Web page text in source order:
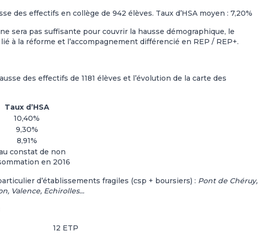
des effectifs en collège de 942 élèves. Taux d’HSA moyen : 7,20%
sera pas suffisante pour couvrir la hausse démographique, le
à la réforme et l’accompagnement différencié en REP / REP+.
des effectifs de 1181 élèves et l’évolution de la carte des
Taux d’HSA
10,40%
9,30%
8,91%
constat de non
en 2016
d’établissements fragiles (csp + boursiers) : Pont de Chéruy,
Valence, Echirolles…
12 ETP